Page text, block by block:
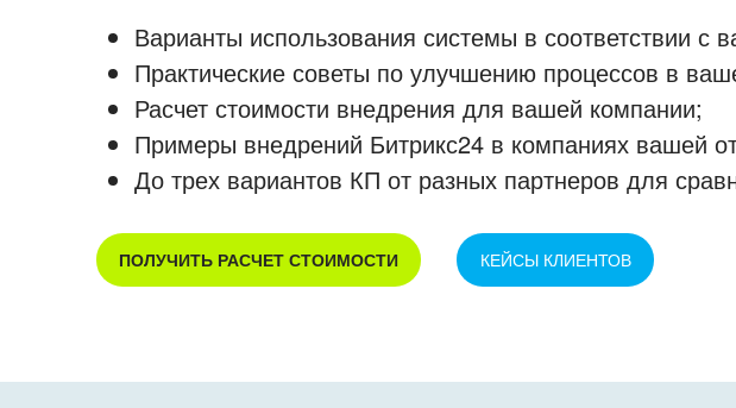
Варианты использования системы в соответствии с
Практические советы по улучшению процессов в
Расчет стоимости внедрения для вашей компании;
Примеры внедрений Битрикс24 в компаниях вашей
До трех вариантов КП от разных партнеров для
ПОЛУЧИТЬ РАСЧЕТ СТОИМОСТИ КЕЙСЫ КЛИЕНТОВ